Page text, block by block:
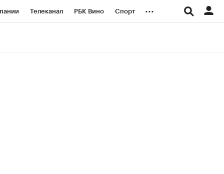
Телеканал РБК Вино Спорт ...